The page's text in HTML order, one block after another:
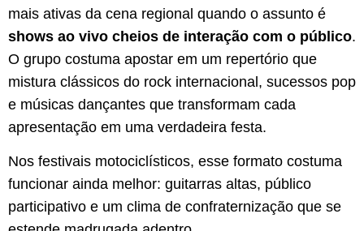
mais ativas da cena regional quando o assunto é
shows ao vivo cheios de interação com o público.
O grupo costuma apostar em um repertório que
mistura clássicos do rock internacional, sucessos pop
e músicas dançantes que transformam cada
apresentação em uma verdadeira festa.
Nos festivais motociclísticos, esse formato costuma
funcionar ainda melhor: guitarras altas, público
participativo e um clima de confraternização que se